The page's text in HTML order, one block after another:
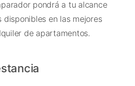
pondrá a tu alcance
en las mejores
de apartamentos.